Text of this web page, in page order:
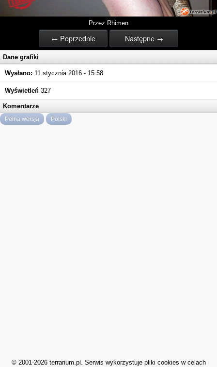
Przez Rhimen
← Poprzednie Następne →
Dane grafiki
Wysłano: 11 stycznia 2016 - 15:58
Wyświetleń 327
Komentarze
Pełna wersja Polski
© 2001-2026 terrarium.pl. Serwis wykorzystuje pliki cookies w celach